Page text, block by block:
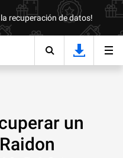
recuperación de datos!
un